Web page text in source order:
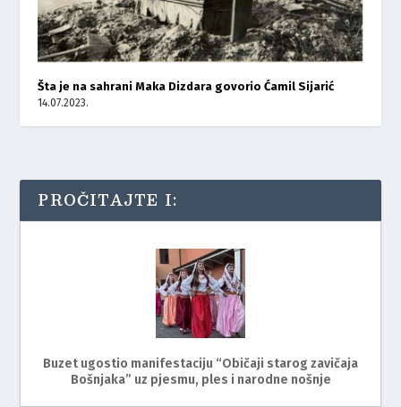
Šta je na sahrani Maka Dizdara govorio Ćamil Sijarić
14.07.2023.
PROČITAJTE I:
Buzet ugostio manifestaciju “Običaji starog zavičaja
Bošnjaka” uz pjesmu, ples i narodne nošnje